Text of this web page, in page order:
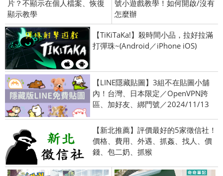
片？不顯示在個人檔案、恢復
顯示教學
號小遊戲教學！如何開啟/沒有
怎麼辦
【TiKiTaKa!】殺時間小品，拉好拉滿
打彈珠~(Android／iPhone iOS)
【LINE隱藏貼圖】3組不在貼圖小舖
內！台灣、日本限定／OpenVPN跨
區、加好友、綁門號／2024/11/13
【新北推薦】評價最好的5家徵信社！
價格、費用、外遇、抓姦、找人、價
錢、包二奶、抓猴